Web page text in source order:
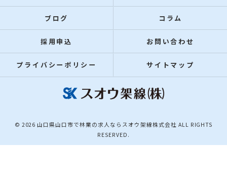
ブログ コラム
採用申込 お問い合わせ
プライバシーポリシー サイトマップ
© 2026 山口県山口市で林業の求人ならスオウ架線株式会社 ALL RIGHTS
RESERVED.